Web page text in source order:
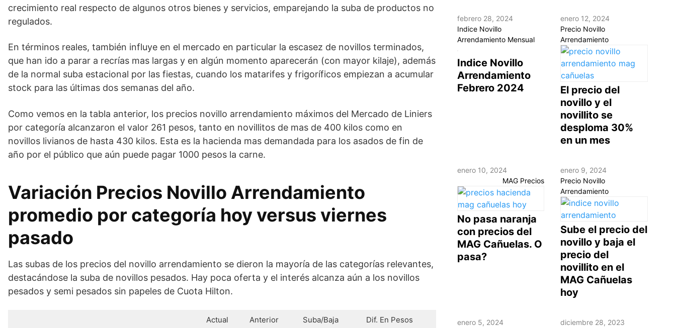
crecimiento real respecto de algunos otros bienes y servicios, emparejando la suba de productos no
regulados.
En términos reales, también influye en el mercado en particular la escasez de novillos terminados,
que han ido a parar a recrías mas largas y en algún momento aparecerán (con mayor kilaje), además
de la normal suba estacional por las fiestas, cuando los matarifes y frigoríficos empiezan a acumular
stock para las últimas dos semanas del año.
Como vemos en la tabla anterior, los precios novillo arrendamiento máximos del Mercado de Liniers
por categoría alcanzaron el valor 261 pesos, tanto en novillitos de mas de 400 kilos como en
novillos livianos de hasta 430 kilos. Esta es la hacienda mas demandada para los asados de fin de
año por el público que aún puede pagar 1000 pesos la carne.
Variación Precios Novillo Arrendamiento
promedio por categoría hoy versus viernes
pasado
Las subas de los precios del novillo arrendamiento se dieron la mayoría de las categorías relevantes,
destacándose la suba de novillos pesados. Hay poca oferta y el interés alcanza aún a los novillos
pesados y semi pesados sin papeles de Cuota Hilton.
Actual Anterior Suba/Baja Dif. En Pesos
febrero 28, 2024
Indice Novillo
Arrendamiento Mensual
Indice Novillo
Arrendamiento
Febrero 2024
enero 12, 2024
Precio Novillo
Arrendamiento
El precio del
novillo y el
novillito se
desploma 30%
en un mes
enero 10, 2024
MAG Precios
No pasa naranja
con precios del
MAG Cañuelas. O
pasa?
enero 9, 2024
Precio Novillo
Arrendamiento
Sube el precio del
novillo y baja el
precio del
novillito en el
MAG Cañuelas
hoy
enero 5, 2024
diciembre 28, 2023